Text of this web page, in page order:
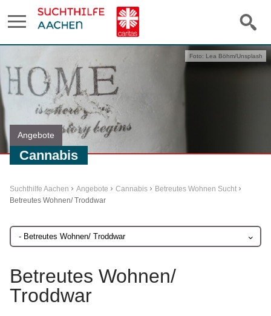
Angebote
Cannabis
Foto: Lea Böhm/Unsplash
Suchthilfe Aachen Angebote Cannabis
Betreutes Wohnen Sucht
Betreutes Wohnen/ Troddwar
Betreutes Wohnen/
Troddwar